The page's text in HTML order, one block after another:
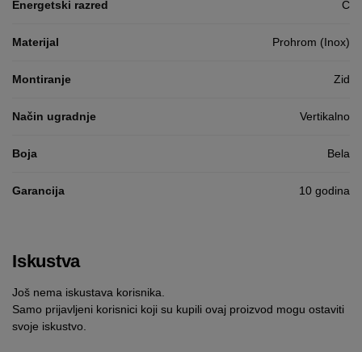
Energetski razred C
Materijal Prohrom (Inox)
Montiranje Zid
Način ugradnje Vertikalno
Boja Bela
Garancija 10 godina
Iskustva
Još nema iskustava korisnika.
Samo prijavljeni korisnici koji su kupili ovaj proizvod mogu ostaviti
svoje iskustvo.